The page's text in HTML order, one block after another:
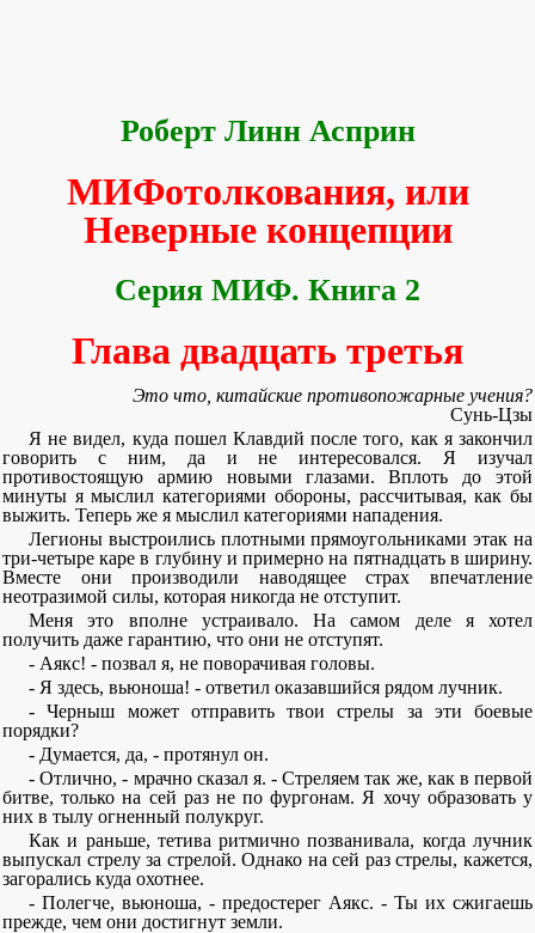
Роберт Линн Асприн
МИФотолкования, или
Неверные концепции
Серия МИФ. Книга 2
Глава двадцать третья
Это что, китайские противопожарные учения?
Сунь-Цзы
Я не видел, куда пошел Клавдий после того, как я закончил
говорить с ним, да и не интересовался. Я изучал
противостоящую армию новыми глазами. Вплоть до этой
минуты я мыслил категориями обороны, рассчитывая, как бы
выжить. Теперь же я мыслил категориями нападения.
Легионы выстроились плотными прямоугольниками этак на
три-четыре каре в глубину и примерно на пятнадцать в ширину.
Вместе они производили наводящее страх впечатление
неотразимой силы, которая никогда не отступит.
Меня это вполне устраивало. На самом деле я хотел
получить даже гарантию, что они не отступят.
- Аякс! - позвал я, не поворачивая головы.
- Я здесь, вьюноша! - ответил оказавшийся рядом лучник.
- Черныш может отправить твои стрелы за эти боевые
порядки?
- Думается, да, - протянул он.
- Отлично, - мрачно сказал я. - Стреляем так же, как в первой
битве, только на сей раз не по фургонам. Я хочу образовать у
них в тылу огненный полукруг.
Как и раньше, тетива ритмично позванивала, когда лучник
выпускал стрелу за стрелой. Однако на сей раз стрелы, кажется,
загорались куда охотнее.
- Полегче, вьюноша, - предостерег Аякс. - Ты их сжигаешь
прежде, чем они достигнут земли.